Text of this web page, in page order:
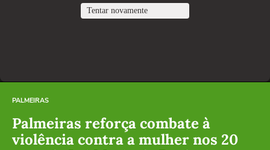
PALMEIRAS
Palmeiras reforça combate à
violência contra a mulher nos 20